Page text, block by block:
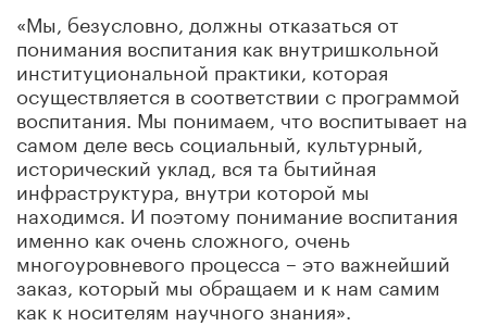
«Мы, безусловно, должны отказаться от
понимания воспитания как внутришкольной
институциональной практики, которая
осуществляется в соответствии с программой
воспитания. Мы понимаем, что воспитывает на
самом деле весь социальный, культурный,
исторический уклад, вся та бытийная
инфраструктура, внутри которой мы
находимся. И поэтому понимание воспитания
именно как очень сложного, очень
многоуровневого процесса – это важнейший
заказ, который мы обращаем и к нам самим
как к носителям научного знания».